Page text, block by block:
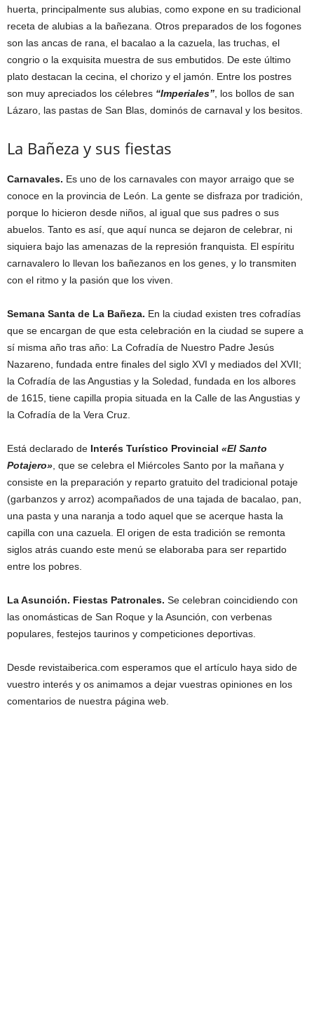
huerta, principalmente sus alubias, como expone en su tradicional
receta de alubias a la bañezana. Otros preparados de los fogones
son las ancas de rana, el bacalao a la cazuela, las truchas, el
congrio o la exquisita muestra de sus embutidos. De este último
plato destacan la cecina, el chorizo y el jamón. Entre los postres
son muy apreciados los célebres “Imperiales” , los bollos de san
Lázaro, las pastas de San Blas, dominós de carnaval y los besitos.
La Bañeza y sus fiestas
Carnavales. Es uno de los carnavales con mayor arraigo que se
conoce en la provincia de León. La gente se disfraza por tradición,
porque lo hicieron desde niños, al igual que sus padres o sus
abuelos. Tanto es así, que aquí nunca se dejaron de celebrar, ni
siquiera bajo las amenazas de la represión franquista. El espíritu
carnavalero lo llevan los bañezanos en los genes, y lo transmiten
con el ritmo y la pasión que los viven.
Semana Santa de La Bañeza. En la ciudad existen tres cofradías
que se encargan de que esta celebración en la ciudad se supere a
sí misma año tras año: La Cofradía de Nuestro Padre Jesús
Nazareno, fundada entre finales del siglo XVI y mediados del XVII;
la Cofradía de las Angustias y la Soledad, fundada en los albores
de 1615, tiene capilla propia situada en la Calle de las Angustias y
la Cofradía de la Vera Cruz.
Está declarado de Interés Turístico Provincial «El Santo
Potajero» , que se celebra el Miércoles Santo por la mañana y
consiste en la preparación y reparto gratuito del tradicional potaje
(garbanzos y arroz) acompañados de una tajada de bacalao, pan,
una pasta y una naranja a todo aquel que se acerque hasta la
capilla con una cazuela. El origen de esta tradición se remonta
siglos atrás cuando este menú se elaboraba para ser repartido
entre los pobres.
La Asunción. Fiestas Patronales. Se celebran coincidiendo con
las onomásticas de San Roque y la Asunción, con verbenas
populares, festejos taurinos y competiciones deportivas.
Desde revistaiberica.com esperamos que el artículo haya sido de
vuestro interés y os animamos a dejar vuestras opiniones en los
comentarios de nuestra página web.